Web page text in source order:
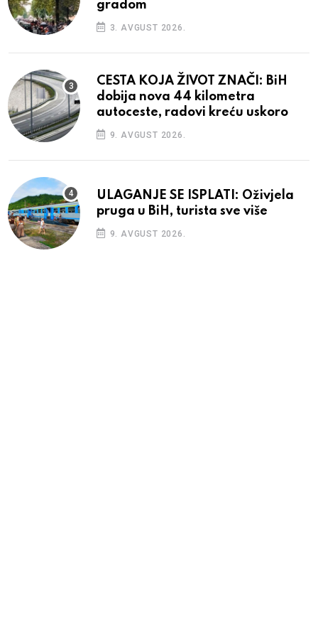
gradom
3. AVGUST 2026.
CESTA KOJA ŽIVOT ZNAČI: BiH
dobija nova 44 kilometra
autoceste, radovi kreću uskoro
9. AVGUST 2026.
ULAGANJE SE ISPLATI: Oživjela
pruga u BiH, turista sve više
9. AVGUST 2026.